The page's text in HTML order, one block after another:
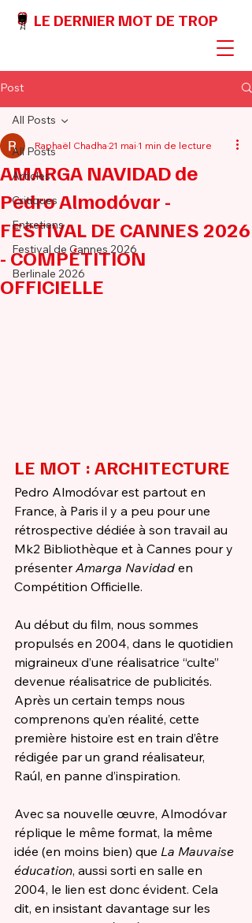
LE DERNIER MOT DE TROP
Post
All Posts
Articles
Critiques
Entretiens
Festival de Cannes 2026
Berlinale 2026
All Posts
AMARGA NAVIDAD de
Pedro Almodóvar -
FESTIVAL DE CANNES 2026
- COMPÉTITION
OFFICIELLE
Raphaël Chadha 21 mai 1 min de lecture
LE MOT : ARCHITECTURE
Pedro Almodóvar est partout en
France, à Paris il y a peu pour une
rétrospective dédiée à son travail au
Mk2 Bibliothèque et à Cannes pour y
présenter Amarga Navidad en
Compétition Officielle.
Au début du film, nous sommes
propulsés en 2004, dans le quotidien
migraineux d’une réalisatrice “culte”
devenue réalisatrice de publicités.
Après un certain temps nous
comprenons qu’en réalité, cette
première histoire est en train d’être
rédigée par un grand réalisateur,
Raúl, en panne d’inspiration.
Avec sa nouvelle œuvre, Almodóvar
réplique le même format, la même
idée (en moins bien) que La Mauvaise
éducation, aussi sorti en salle en
2004, le lien est donc évident. Cela
dit, en insistant davantage sur les